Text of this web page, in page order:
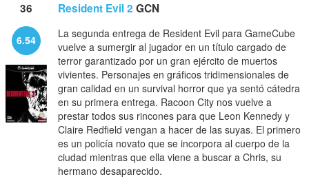
36 Resident Evil 2 GCN
6.54
La segunda entrega de Resident Evil para GameCube
vuelve a sumergir al jugador en un título cargado de
terror garantizado por un gran ejército de muertos
vivientes. Personajes en gráficos tridimensionales de
gran calidad en un survival horror que ya sentó cátedra
en su primera entrega. Racoon City nos vuelve a
prestar todos sus rincones para que Leon Kennedy y
Claire Redfield vengan a hacer de las suyas. El primero
es un policía novato que se incorpora al cuerpo de la
ciudad mientras que ella viene a buscar a Chris, su
hermano desaparecido.